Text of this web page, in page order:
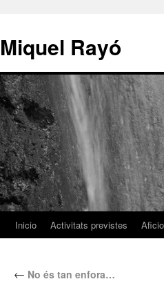
Miquel Rayó
Inicio Activitats previstes
← No és tan enfora…